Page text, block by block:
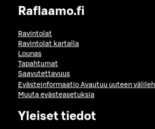
Raflaamo.fi
Ravintolat
Ravintolat kartalla
Lounas
Tapahtumat
Saavutettavuus
Evästeinformaatio Avautuu uuteen
Muuta evästeasetuksia
Yleiset tiedot